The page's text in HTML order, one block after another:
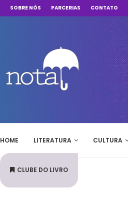
SOBRE NÓS PARCERIAS CONTATO
HOME LITERATURA CULTURA
CLUBE DO LIVRO